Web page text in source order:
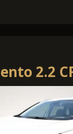
2.2
Line